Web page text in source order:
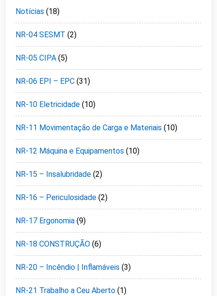
Notícias (18)
NR-04 SESMT (2)
NR-05 CIPA (5)
NR-06 EPI – EPC (31)
NR-10 Eletricidade (10)
NR-11 Movimentação de Carga e Materiais (10)
NR-12 Máquina e Equipamentos (10)
NR-15 – Insalubridade (2)
NR-16 – Periculosidade (2)
NR-17 Ergonomia (9)
NR-18 CONSTRUÇÃO (6)
NR-20 – Incêndio | Inflamáveis (3)
NR-21 Trabalho a Ceu Aberto (1)